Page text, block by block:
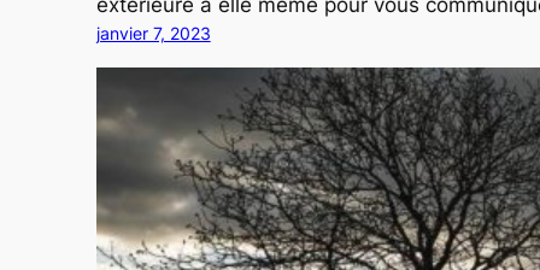
extérieure à elle même pour vous
janvier 7, 2023